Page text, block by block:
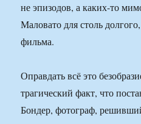
не эпизодов, а каких-то
Маловато для столь
фильма.
Оправдать всё это
трагический факт, что
Бондер, фотограф,